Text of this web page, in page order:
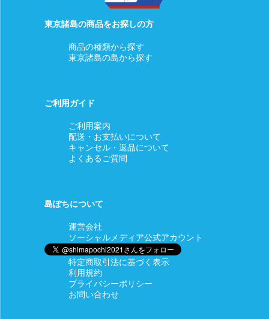
東京諸島の商品をお探しの方
商品の種類から探す
東京諸島の島から探す
ご利用ガイド
ご利用案内
配送・お支払いについて
キャンセル・返品について
よくあるご質問
島ぽちについて
運営会社
ソーシャルメディア公式アカウント
特定商取引法に基づく表示
利用規約
プライバシーポリシー
お問い合わせ